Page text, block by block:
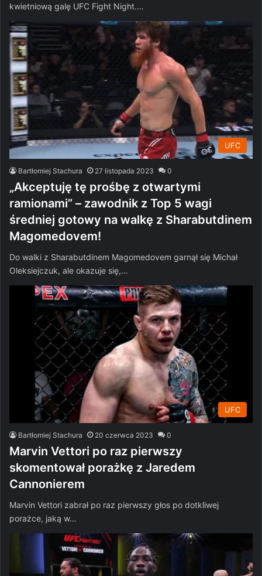
kwietniową galę UFC Fight Night.…
UFC
Bartłomiej Stachura 27 listopada 2023 0
„Akceptuję tę prośbę z otwartymi
ramionami” – zawodnik z Top 5 wagi
średniej gotowy na walkę z Sharabutdinem
Magomedovem!
Do walki z Sharabutdinem Magomedovem garnął się Michał
Oleksiejczuk, ale okazuje się,…
UFC
Bartłomiej Stachura 20 czerwca 2023 0
Marvin Vettori po raz pierwszy
skomentował porażkę z Jaredem
Cannonierem
Marvin Vettori zabrał po raz pierwszy głos po dotkliwej
porażce, jaką w…